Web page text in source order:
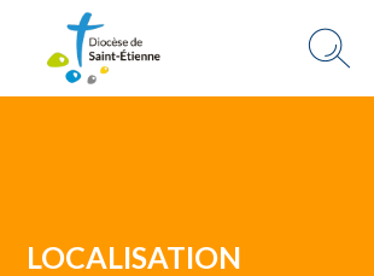
LOCALISATION